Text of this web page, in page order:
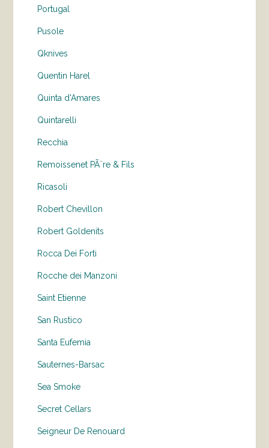
Portugal
Pusole
Qknives
Quentin Harel
Quinta d'Amares
Quintarelli
Recchia
Remoissenet PÃ¨re & Fils
Ricasoli
Robert Chevillon
Robert Goldenits
Rocca Dei Forti
Rocche dei Manzoni
Saint Etienne
San Rustico
Santa Eufemia
Sauternes-Barsac
Sea Smoke
Secret Cellars
Seigneur De Renouard